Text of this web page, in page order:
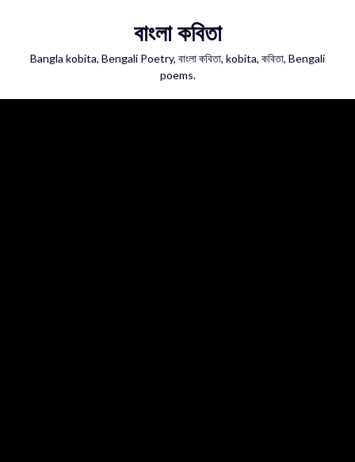
বাংলা কবিতা
Bangla kobita, Bengali Poetry, বাংলা কবিতা, kobita, কবিতা, Bengali
poems.